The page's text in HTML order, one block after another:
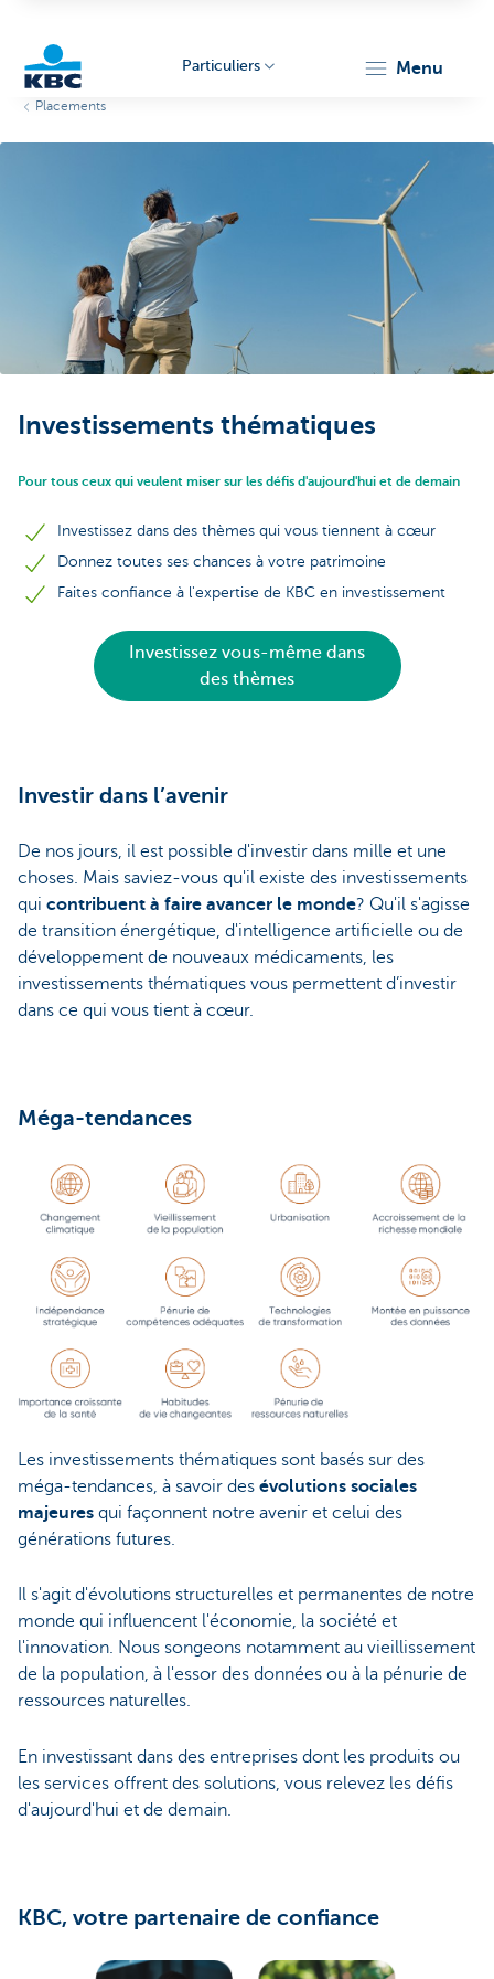
Particuliers menu
Placements
Investissements thématiques
Pour tous ceux qui veulent miser sur les défis d'aujourd'hui et de demain
Investissez dans des thèmes qui vous tiennent à cœur
Donnez toutes ses chances à votre patrimoine
Faites confiance à l'expertise de KBC en investissement
Investissez vous-même dans
des thèmes
Investir dans l’avenir
De nos jours, il est possible d'investir dans mille et une
choses. Mais saviez-vous qu'il existe des investissements
qui contribuent à faire avancer le monde? Qu'il s'agisse
de transition énergétique, d'intelligence artificielle ou de
développement de nouveaux médicaments, les
investissements thématiques vous permettent d’investir
dans ce qui vous tient à cœur.
Méga-tendances
Les investissements thématiques sont basés sur des
méga-tendances, à savoir des évolutions sociales
majeures qui façonnent notre avenir et celui des
générations futures.
Il s'agit d'évolutions structurelles et permanentes de notre
monde qui influencent l'économie, la société et
l'innovation. Nous songeons notamment au vieillissement
de la population, à l'essor des données ou à la pénurie de
ressources naturelles.
En investissant dans des entreprises dont les produits ou
les services offrent des solutions, vous relevez les défis
d'aujourd'hui et de demain.
KBC, votre partenaire de confiance